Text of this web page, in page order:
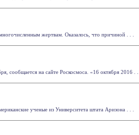
жертвам. Оказалось, что причиной . . .
сообщается на сайте Роскосмоса. «16 октября 2016 . . .
ученые из Университета штата Аризона . . .